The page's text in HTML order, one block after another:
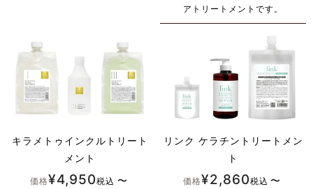
アトリートメントです。
キラメトゥインクルトリート
メント
価格¥4,950税込 〜
リンク ケラチントリートメン
ト
価格¥2,860税込 〜